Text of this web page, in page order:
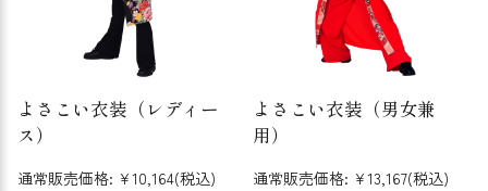
よさこい衣装（レディー
ス）
通常販売価格: ¥10,164(税込)
よさこい衣装（男女兼
用）
通常販売価格: ¥13,167(税込)